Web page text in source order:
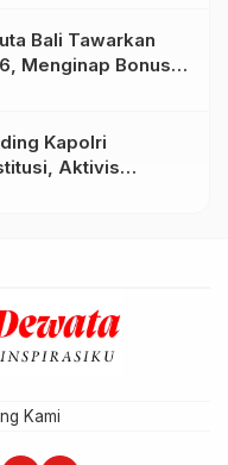
Bali Tawarkan
Menginap Bonus
Rp88.888
Kapolri
Aktivis
Sejarah
Kami